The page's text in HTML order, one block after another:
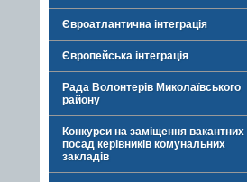
Євроатлантична інтеграція
Європейська інтеграція
Рада Волонтерів Миколаївського
району
Конкурси на заміщення вакантних
посад керівників комунальних
закладів